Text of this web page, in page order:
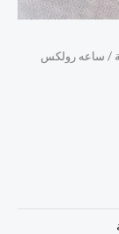
/ ساعه رولكس